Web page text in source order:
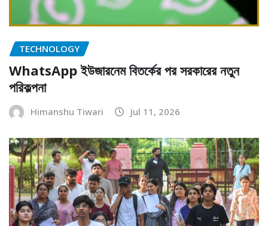
TECHNOLOGY
WhatsApp ইউজারনেম বিতর্কের পর সরকারের নতুন
পরিকল্পনা
Himanshu Tiwari Jul 11, 2026